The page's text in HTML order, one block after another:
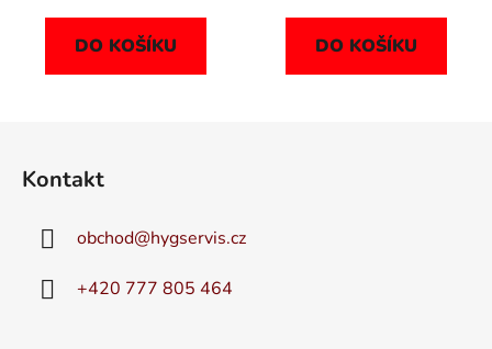
DO KOŠÍKU DO KOŠÍKU
Kontakt
obchod@hygservis.cz
+420 777 805 464